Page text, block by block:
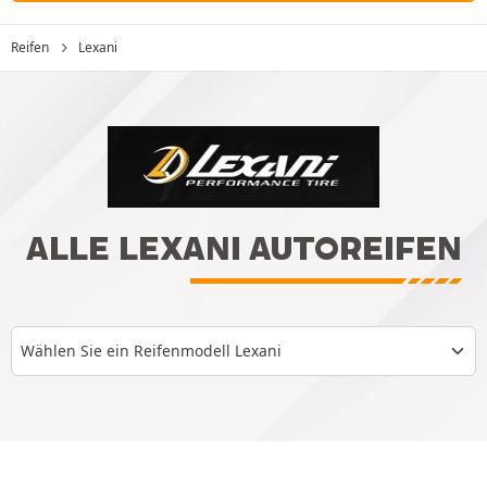
Reifen Lexani
ALLE LEXANI AUTOREIFEN
Wählen Sie ein Reifenmodell Lexani